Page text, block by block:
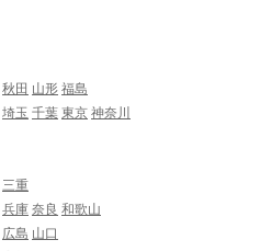
秋田 山形 福島
埼玉 千葉 東京 神奈川
三重
兵庫 奈良 和歌山
広島 山口